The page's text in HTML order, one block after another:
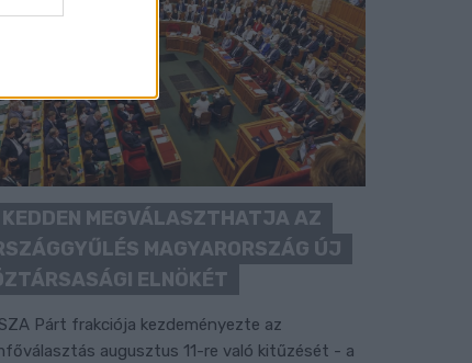
KEDDEN MEGVÁLASZTHATJA AZ
MAGYARORSZÁG ÚJ
ELNÖKÉT
Párt frakciója kezdeményezte az
augusztus 11-re való kitűzését - a